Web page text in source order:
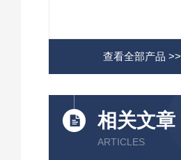
查看全部产品 >>
相关文章
ARTICLES